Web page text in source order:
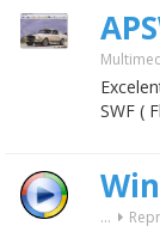
SWF (
...